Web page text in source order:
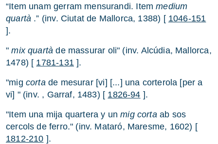
“Item unam gerram mensurandi. Itemmedium
quartà .” (inv. Ciutat de Mallorca, 1388) [ 1046-151
].
"mix quartà de massurar oli" (inv. Alcúdia, Mallorca,
1478) [ 1781-131].
"mig cortade mesurar [vi] [...] una corterola [per a
vi] " (inv. , Garraf, 1483) [ 1826-94 ].
"Item una mija quartera y unmig cortaab sos
cercols de ferro." (inv. Mataró, Maresme, 1602) [
1812-210 ].